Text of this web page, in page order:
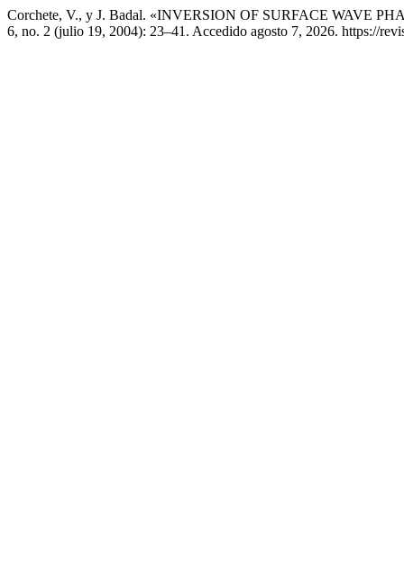
Corchete, V., y J. Badal. «INVERSION OF SURFACE WAVE
6, no. 2 (julio 19, 2004): 23–41. Accedido agosto 7, 2026. https://